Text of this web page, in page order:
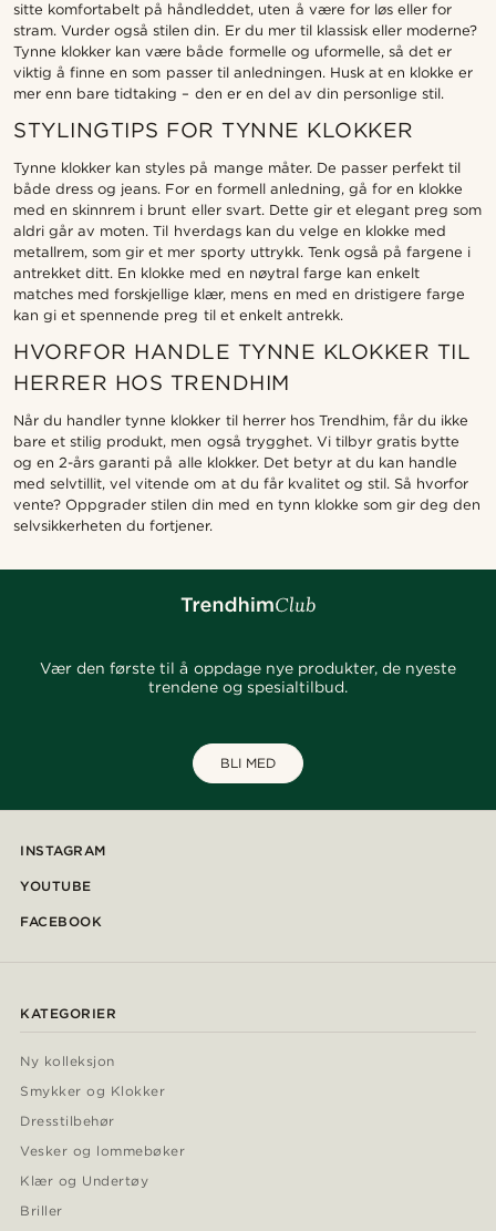
sitte komfortabelt på håndleddet, uten å være for løs eller for
stram. Vurder også stilen din. Er du mer til klassisk eller moderne?
Tynne klokker kan være både formelle og uformelle, så det er
viktig å finne en som passer til anledningen. Husk at en klokke er
mer enn bare tidtaking – den er en del av din personlige stil.
STYLINGTIPS FOR TYNNE KLOKKER
Tynne klokker kan styles på mange måter. De passer perfekt til
både dress og jeans. For en formell anledning, gå for en klokke
med en skinnrem i brunt eller svart. Dette gir et elegant preg som
aldri går av moten. Til hverdags kan du velge en klokke med
metallrem, som gir et mer sporty uttrykk. Tenk også på fargene i
antrekket ditt. En klokke med en nøytral farge kan enkelt
matches med forskjellige klær, mens en med en dristigere farge
kan gi et spennende preg til et enkelt antrekk.
HVORFOR HANDLE TYNNE KLOKKER TIL
HERRER HOS TRENDHIM
Når du handler tynne klokker til herrer hos Trendhim, får du ikke
bare et stilig produkt, men også trygghet. Vi tilbyr gratis bytte
og en 2-års garanti på alle klokker. Det betyr at du kan handle
med selvtillit, vel vitende om at du får kvalitet og stil. Så hvorfor
vente? Oppgrader stilen din med en tynn klokke som gir deg den
selvsikkerheten du fortjener.
Vær den første til å oppdage nye produkter, de nyeste
trendene og spesialtilbud.
BLI MED
INSTAGRAM
YOUTUBE
FACEBOOK
KATEGORIER
Ny kolleksjon
Smykker og Klokker
Dresstilbehør
Vesker og lommebøker
Klær og Undertøy
Briller